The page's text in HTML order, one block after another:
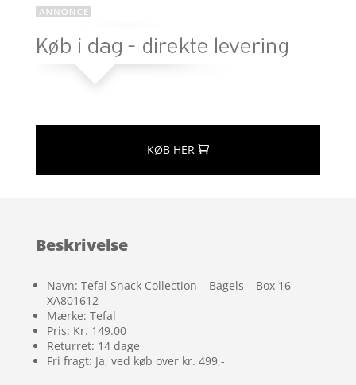
KØB HER
Beskrivelse
Navn: Tefal Snack Collection – Bagels – Box 16 –
XA801612
Mærke: Tefal
Pris: Kr. 149.00
Returret: 14 dage
Fri fragt: Ja, ved køb over kr. 499,-